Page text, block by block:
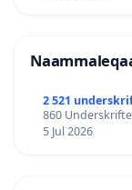
2 521
860
5 Jul 2026